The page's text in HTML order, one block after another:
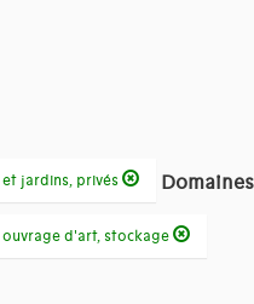
et jardins, privés Domaines
d'art, stockage